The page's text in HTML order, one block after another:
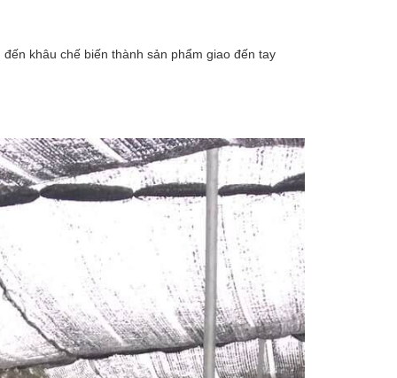
khâu chế biến thành sản phẩm giao đến tay